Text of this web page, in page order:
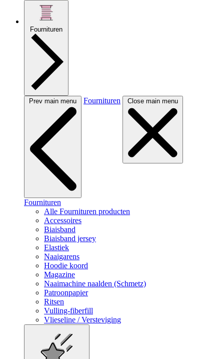
Fournituren
Prev main menu Fournituren Close main menu
Fournituren
Alle Fournituren producten
Accessoires
Biaisband
Biaisband jersey
Elastiek
Naaigarens
Hoodie koord
Magazine
Naaimachine naalden (Schmetz)
Patroonpapier
Ritsen
Vulling-fiberfill
Vlieseline / Versteviging